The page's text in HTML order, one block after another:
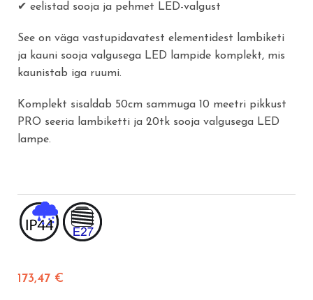
✔ eelistad sooja ja pehmet LED-valgust
See on väga vastupidavatest elementidest lambiketi
ja kauni sooja valgusega LED lampide komplekt, mis
kaunistab iga ruumi.
Komplekt sisaldab 50cm sammuga 10 meetri pikkust
PRO seeria lambiketti ja 20tk sooja valgusega LED
lampe.
173,47 €